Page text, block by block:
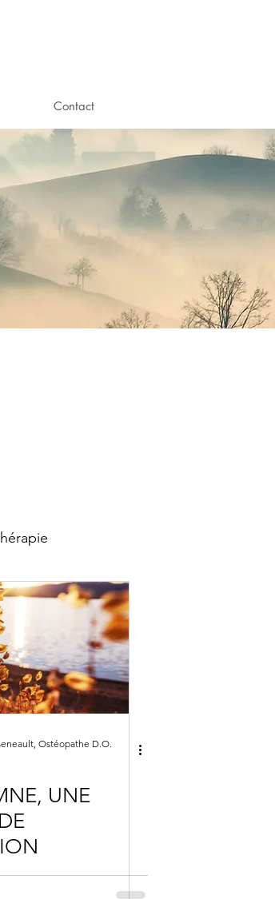
Contact
Ostéopathe D.O.
UNE